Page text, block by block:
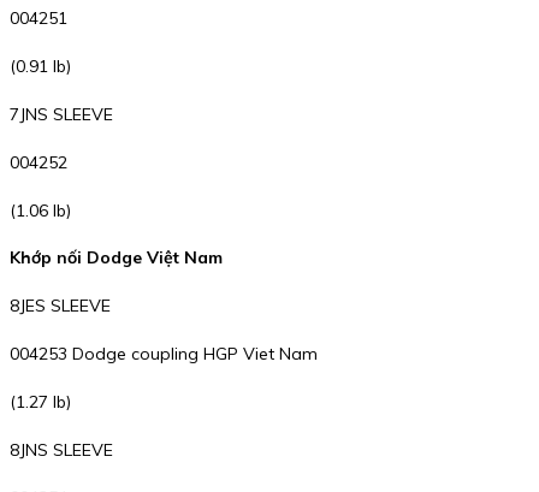
004251
(0.91 lb)
7JNS SLEEVE
004252
(1.06 lb)
Khớp nối Dodge Việt Nam
8JES SLEEVE
004253 Dodge coupling HGP Viet Nam
(1.27 lb)
8JNS SLEEVE